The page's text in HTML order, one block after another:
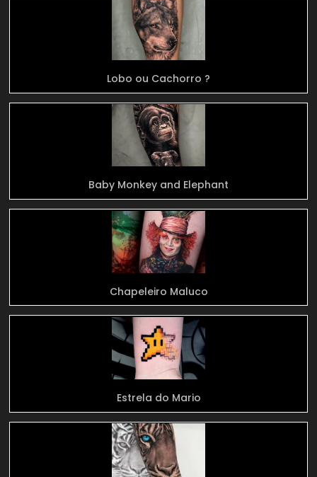
Lobo ou Cachorro ?
Baby Monkey and Elephant
Chapeleiro Maluco
Estrela do Mario